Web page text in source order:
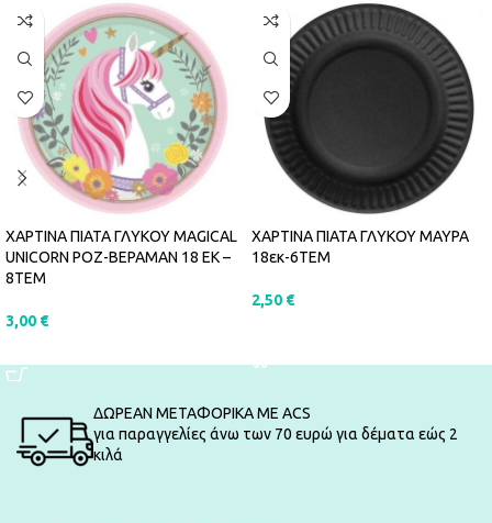
ΧΑΡΤΙΝΑ ΠΙΑΤΑ ΓΛΥΚΟΥ MAGICAL
UNICORN ΡΟΖ-ΒΕΡΑΜΑΝ 18 ΕΚ –
8ΤΕΜ
3,00 €
ΧΑΡΤΙΝΑ ΠΙΑΤΑ ΓΛΥΚΟΥ ΜΑΥΡΑ
18εκ-6ΤΕΜ
2,50 €
ΔΩΡΕΑΝ ΜΕΤΑΦΟΡΙΚΑ ΜΕ ACS
για παραγγελίες άνω των 70 ευρώ για δέματα εώς 2
κιλά